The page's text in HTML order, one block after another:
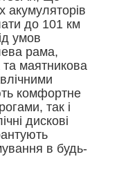
акумуляторів
до 101 км
умов
рама,
та маятникова
комфортне
так і
дискові
в будь-